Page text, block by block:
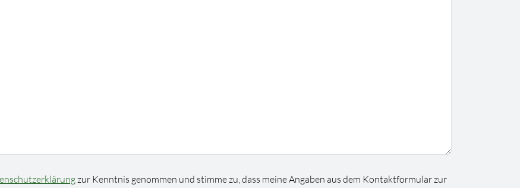
zur Kenntnis genommen und stimme zu, dass meine Angaben aus dem Kontaktformular zur